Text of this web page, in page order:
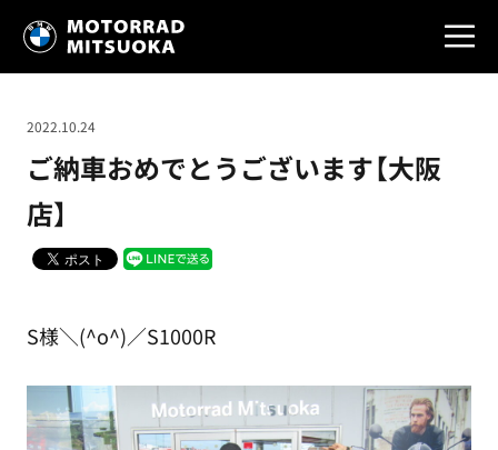
ご納車おめでとうございます【大阪
店】
2022.10.24
S様＼(^o^)／S1000R